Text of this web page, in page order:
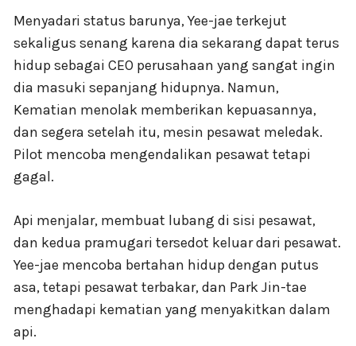
Menyadari status barunya, Yee-jae terkejut
sekaligus senang karena dia sekarang dapat terus
hidup sebagai CEO perusahaan yang sangat ingin
dia masuki sepanjang hidupnya. Namun,
Kematian menolak memberikan kepuasannya,
dan segera setelah itu, mesin pesawat meledak.
Pilot mencoba mengendalikan pesawat tetapi
gagal.
Api menjalar, membuat lubang di sisi pesawat,
dan kedua pramugari tersedot keluar dari pesawat.
Yee-jae mencoba bertahan hidup dengan putus
asa, tetapi pesawat terbakar, dan Park Jin-tae
menghadapi kematian yang menyakitkan dalam
api.